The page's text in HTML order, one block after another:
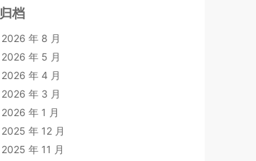
归档
2026 年 8 月
2026 年 5 月
2026 年 4 月
2026 年 3 月
2026 年 1 月
2025 年 12 月
2025 年 11 月